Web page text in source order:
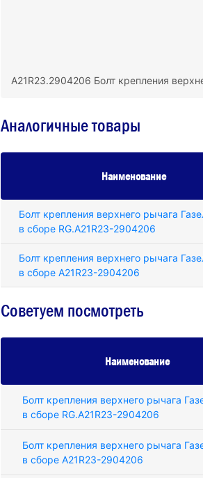
A21R23.2904206 Болт крепления
Аналогичные товары
Наименование
Болт крепления верхнего рычага
в сборе RG.A21R23-2904206
Болт крепления верхнего рычага
в сборе A21R23-2904206
Советуем посмотреть
Наименование
Болт крепления верхнего рычага
в сборе RG.A21R23-2904206
Болт крепления верхнего рычага
в сборе A21R23-2904206